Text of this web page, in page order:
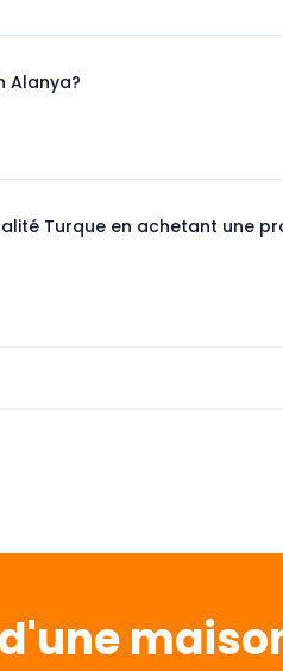
Alanya?
Turque en achetant une